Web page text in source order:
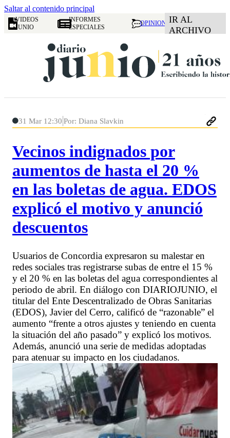
Saltar al contenido principal
VIDEOS
JUNIO
INFORMES
ESPECIALES
OPINION IR AL
ARCHIVO
31 Mar 12:30 Por: Diana Slavkin
Vecinos indignados por
aumentos de hasta el 20 %
en las boletas de agua. EDOS
explicó el motivo y anunció
descuentos
Usuarios de Concordia expresaron su malestar en
redes sociales tras registrarse subas de entre el 15 %
y el 20 % en las boletas del agua correspondientes al
periodo de abril. En diálogo con DIARIOJUNIO, el
titular del Ente Descentralizado de Obras Sanitarias
(EDOS), Javier del Cerro, calificó de “razonable” el
aumento “frente a otros ajustes y teniendo en cuenta
la situación del año pasado” y explicó los motivos.
Además, anunció una serie de medidas adoptadas
para atenuar su impacto en los ciudadanos.